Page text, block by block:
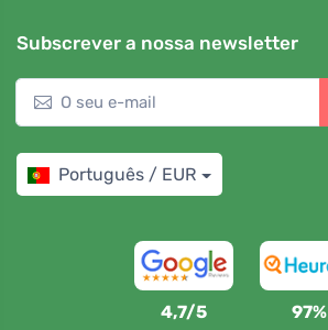
Subscrever a nossa newsletter
Português / EUR
4,7/5 97%